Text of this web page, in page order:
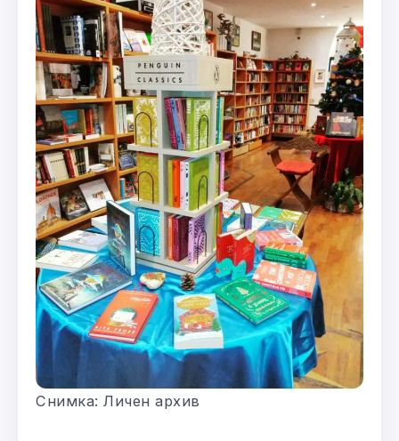
Снимка: Личен архив